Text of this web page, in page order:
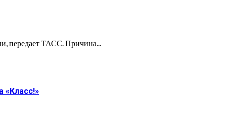
передает ТАСС. Причина...
«Класс!»